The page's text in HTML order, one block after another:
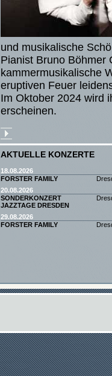
und musikalische
Pianist Bruno Böhmer
kammermusikalische
eruptiven Feuer
Im Oktober 2024 wird
erscheinen.
AKTUELLE KONZERTE
18.08.2026
FORSTER FAMILY
20.08.2026
SONDERKONZERT
JAZZTAGE DRESDEN
29.08.2026
FORSTER FAMILY